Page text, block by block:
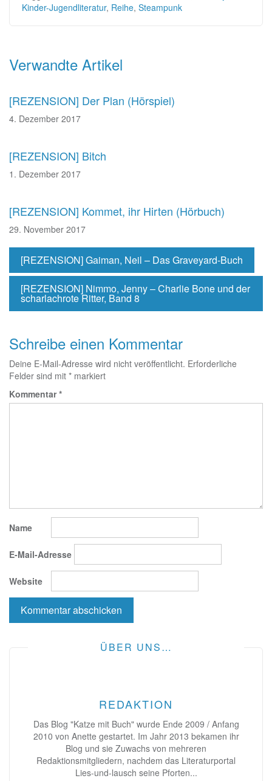
Kinder-Jugendliteratur, Reihe, Steampunk
Verwandte Artikel
[REZENSION] Der Plan (Hörspiel)
4. Dezember 2017
[REZENSION] Bitch
1. Dezember 2017
[REZENSION] Kommet, ihr Hirten (Hörbuch)
29. November 2017
Beitragsnavigation
[REZENSION] Gaiman, Neil – Das Graveyard-Buch
[REZENSION] Nimmo, Jenny – Charlie Bone und der
scharlachrote Ritter, Band 8
Schreibe einen Kommentar
Deine E-Mail-Adresse wird nicht veröffentlicht. Erforderliche
Felder sind mit * markiert
Kommentar*
Name
E-Mail-Adresse
Website
ÜBER UNS…
REDAKTION
Das Blog "Katze mit Buch" wurde Ende 2009 / Anfang
2010 von Anette gestartet. Im Jahr 2013 bekamen ihr
Blog und sie Zuwachs von mehreren
Redaktionsmitgliedern, nachdem das Literaturportal
Lies-und-lausch seine Pforten...